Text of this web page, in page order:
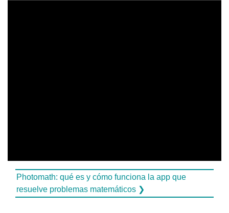
Photomath: qué es y cómo funciona la app que
resuelve problemas matemáticos ❯